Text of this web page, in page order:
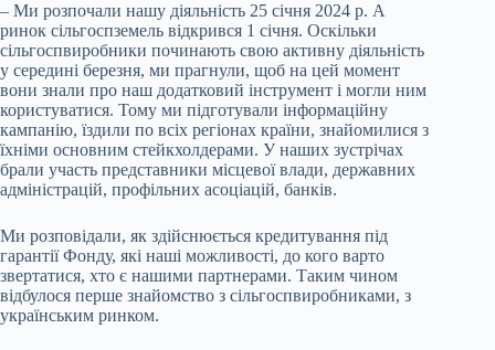
– Ми розпочали нашу діяльність 25 січня 2024 р. А
ринок сільгоспземель відкрився 1 січня. Оскільки
сільгоспвиробники починають свою активну діяльність
у середині березня, ми прагнули, щоб на цей момент
вони знали про наш додатковий інструмент і могли ним
користуватися. Тому ми підготували інформаційну
кампанію, їздили по всіх регіонах країни, знайомилися з
їхніми основним стейкхолдерами. У наших зустрічах
брали участь представники місцевої влади, державних
адміністрацій, профільних асоціацій, банків.
Ми розповідали, як здійснюється кредитування під
гарантії Фонду, які наші можливості, до кого варто
звертатися, хто є нашими партнерами. Таким чином
відбулося перше знайомство з сільгоспвиробниками, з
українським ринком.